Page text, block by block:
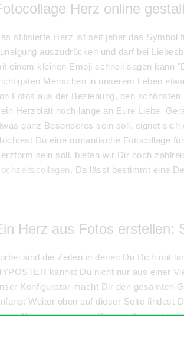
Herz online
stilisierte Herz ist seit jeher das Symbol
auszudrücken und darf bei
einem kleinen Emoji schnell sagen kann
Menschen in unserem Leben
Fotos aus der Beziehung, den
Herzblatt noch lange an Eure Liebe.
ganz Besonderes sein soll, eignet
Du eine romantische Fotocollage
sein soll, bieten wir Dir noch
. Da lässt bestimmt eine
Herz aus Fotos erstellen:
sind die Zeiten in denen Du Dich mit
kannst Du nicht nur aus einer
Konfigurator macht Dir den gesamten
Weiter oben auf dieser Seite findest
Dich von unseren Designs begeistern
Schritt landest Du in unserem